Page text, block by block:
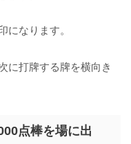
になります。
に打牌する牌を横向き
点棒を場に出